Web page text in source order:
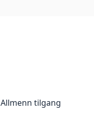
Allmenn tilgang